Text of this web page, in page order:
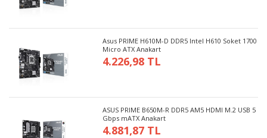
Asus PRIME H610M-D DDR5 Intel H610 Soket 1700
Micro ATX Anakart
4.226,98 TL
ASUS PRIME B650M-R DDR5 AM5 HDMI M.2 USB 5
Gbps mATX Anakart
4.881,87 TL